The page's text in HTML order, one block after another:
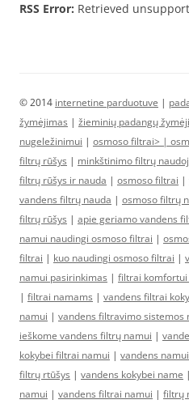
RSS Error: Retrieved
© 2014 internetine parduotuve |
žymėjimas | žieminių padangų
nugeležinimui | osmoso filtrai> |
filtrų rūšys | minkštinimo filtrų
filtrų rūšys ir nauda | osmoso filtrai |
vandens filtrų nauda | osmoso filtrų
filtrų rūšys | apie geriamo vandens
namui naudingi osmoso filtrai |
filtrai | kuo naudingi osmoso filtrai |
namui pasirinkimas | filtrai komfortui
| filtrai namams | vandens filtrai
namui | vandens filtravimo sistemos
ieškome vandens filtrų namui |
kokybei filtrai namui | vandens
filtrų rtūšys | vandens kokybei name |
namui | vandens filtrai namui | filtrų